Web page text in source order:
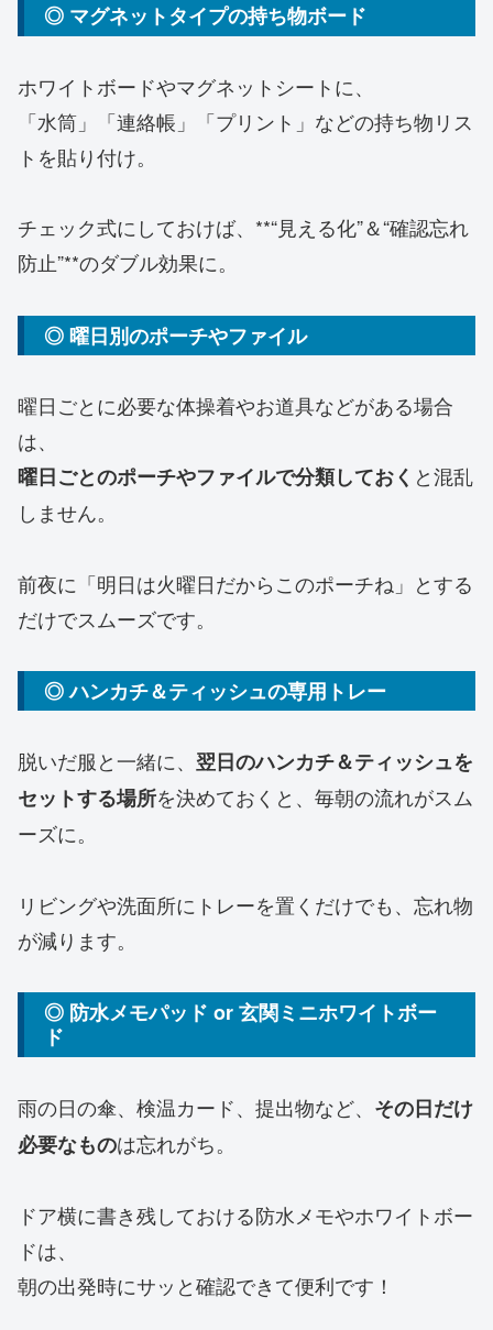
◎ マグネットタイプの持ち物ボード
ホワイトボードやマグネットシートに、
「水筒」「連絡帳」「プリント」などの持ち物リス
トを貼り付け。
チェック式にしておけば、**“見える化”＆“確認忘れ
防止”**のダブル効果に。
◎ 曜日別のポーチやファイル
曜日ごとに必要な体操着やお道具などがある場合
は、
曜日ごとのポーチやファイルで分類しておく と混乱
しません。
前夜に「明日は火曜日だからこのポーチね」とする
だけでスムーズです。
◎ ハンカチ＆ティッシュの専用トレー
脱いだ服と一緒に、 翌日のハンカチ＆ティッシュを
セットする場所を決めておくと、毎朝の流れがスム
ーズに。
リビングや洗面所にトレーを置くだけでも、忘れ物
が減ります。
◎ 防水メモパッド or 玄関ミニホワイトボー
ド
雨の日の傘、検温カード、提出物など、 その日だけ
必要なものは忘れがち。
ドア横に書き残しておける防水メモやホワイトボー
ドは、
朝の出発時にサッと確認できて便利です！